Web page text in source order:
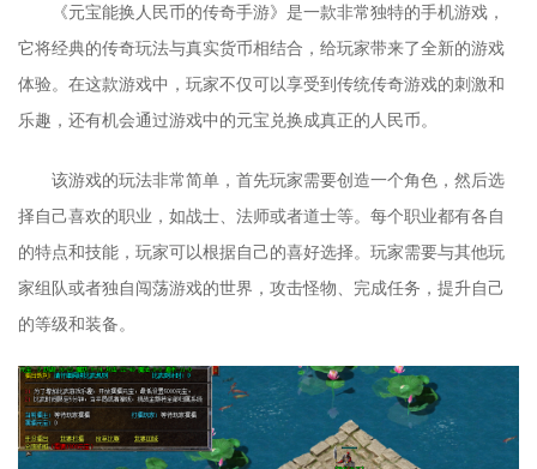
《元宝能换人民币的传奇手游》是一款非常独特的手机游戏，
它将经典的传奇玩法与真实货币相结合，给玩家带来了全新的游戏
体验。在这款游戏中，玩家不仅可以享受到传统传奇游戏的刺激和
乐趣，还有机会通过游戏中的元宝兑换成真正的人民币。
该游戏的玩法非常简单，首先玩家需要创造一个角色，然后选
择自己喜欢的职业，如战士、法师或者道士等。每个职业都有各自
的特点和技能，玩家可以根据自己的喜好选择。玩家需要与其他玩
家组队或者独自闯荡游戏的世界，攻击怪物、完成任务，提升自己
的等级和装备。